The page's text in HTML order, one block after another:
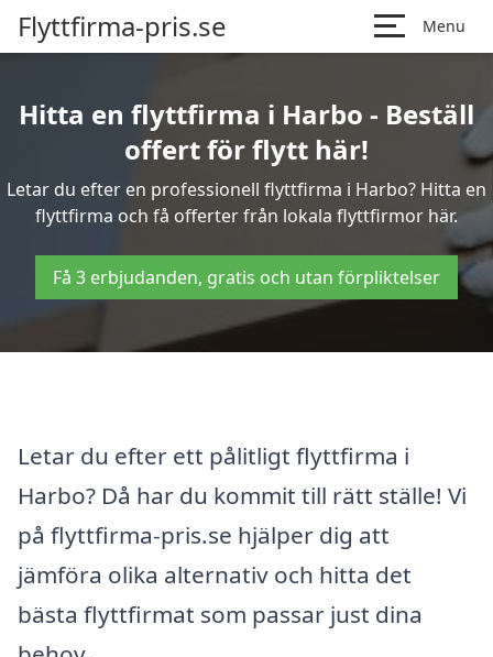
Flyttfirma-pris.se Menu
Hitta en flyttfirma i Harbo - Beställ
offert för flytt här!
Letar du efter en professionell flyttfirma i Harbo? Hitta en
flyttfirma och få offerter från lokala flyttfirmor här.
Få 3 erbjudanden, gratis och utan förpliktelser
Letar du efter ett pålitligt flyttfirma i
Harbo? Då har du kommit till rätt ställe! Vi
på flyttfirma-pris.se hjälper dig att
jämföra olika alternativ och hitta det
bästa flyttfirmat som passar just dina